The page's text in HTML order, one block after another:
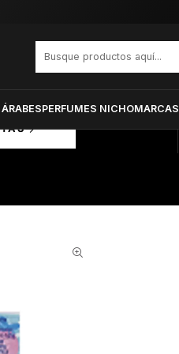
PERFUMES NICHOMARCAS
EDT 60 ML ESTUCHE